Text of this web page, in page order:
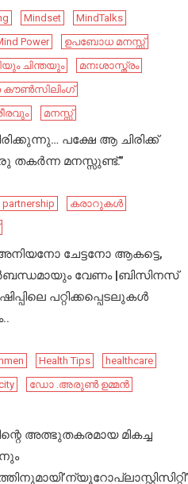
Mindset
MindTalks
Power
ഉപബോധ മനസ്സ്
ചിന്തയും
മനഃശാസ്ത്രം
കൗൺസിലിംഗ്
മനസ്സ്
പക്ഷേ ആ ചിരിക്ക്
തകർന്ന മനസ്സുണ്ട്.”
partnership
കരാറുകൾ
ചേട്ടനോ ആകട്ടെ,
വേണം |ബിസിനസ്
പറ്റിക്കപ്പെടലുകൾ
Health Tips
healthcare
ഡോ .അരുൺ ഉമ്മൻ
അത്ഭുതകരമായ മികച്ച